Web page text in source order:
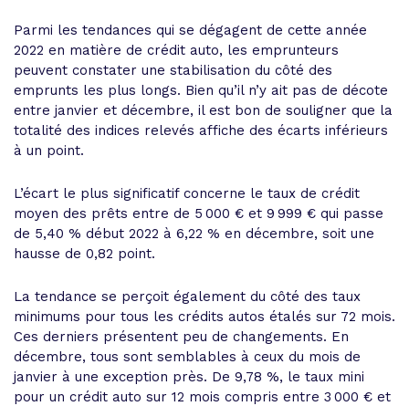
Parmi les tendances qui se dégagent de cette année
2022 en matière de crédit auto, les emprunteurs
peuvent constater une stabilisation du côté des
emprunts les plus longs. Bien qu’il n’y ait pas de décote
entre janvier et décembre, il est bon de souligner que la
totalité des indices relevés affiche des écarts inférieurs
à un point.
L’écart le plus significatif concerne le taux de crédit
moyen des prêts entre de 5 000 € et 9 999 € qui passe
de 5,40 % début 2022 à 6,22 % en décembre, soit une
hausse de 0,82 point.
La tendance se perçoit également du côté des taux
minimums pour tous les crédits autos étalés sur 72 mois.
Ces derniers présentent peu de changements. En
décembre, tous sont semblables à ceux du mois de
janvier à une exception près. De 9,78 %, le taux mini
pour un crédit auto sur 12 mois compris entre 3 000 € et